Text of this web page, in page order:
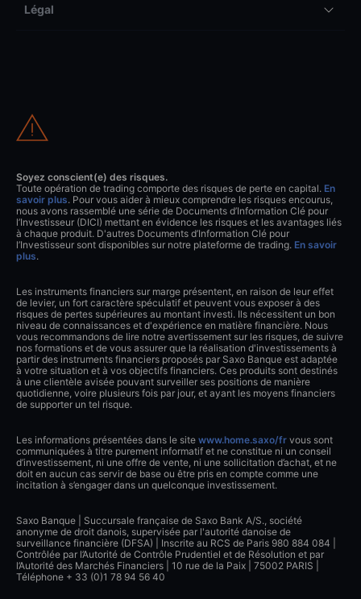
Légal
Soyez conscient(e) des risques.
Toute opération de trading comporte des risques de perte en capital. En
savoir plus. Pour vous aider à mieux comprendre les risques encourus,
nous avons rassemblé une série de Documents d’Information Clé pour
l’Investisseur (DICI) mettant en évidence les risques et les avantages liés
à chaque produit. D'autres Documents d’Information Clé pour
l’Investisseur sont disponibles sur notre plateforme de trading. En savoir
plus.
Les instruments financiers sur marge présentent, en raison de leur effet
de levier, un fort caractère spéculatif et peuvent vous exposer à des
risques de pertes supérieures au montant investi. Ils nécessitent un bon
niveau de connaissances et d'expérience en matière financière. Nous
vous recommandons de lire notre avertissement sur les risques, de suivre
nos formations et de vous assurer que la réalisation d'investissements à
partir des instruments financiers proposés par Saxo Banque est adaptée
à votre situation et à vos objectifs financiers. Ces produits sont destinés
à une clientèle avisée pouvant surveiller ses positions de manière
quotidienne, voire plusieurs fois par jour, et ayant les moyens financiers
de supporter un tel risque.
Les informations présentées dans le site www.home.saxo/fr vous sont
communiquées à titre purement informatif et ne constitue ni un conseil
d’investissement, ni une offre de vente, ni une sollicitation d’achat, et ne
doit en aucun cas servir de base ou être pris en compte comme une
incitation à s’engager dans un quelconque investissement.
Saxo Banque | Succursale française de Saxo Bank A/S., société
anonyme de droit danois, supervisée par l'autorité danoise de
surveillance financière (DFSA) | Inscrite au RCS de Paris 980 884 084 |
Contrôlée par l’Autorité de Contrôle Prudentiel et de Résolution et par
l’Autorité des Marchés Financiers | 10 rue de la Paix | 75002 PARIS |
Téléphone + 33 (0)1 78 94 56 40